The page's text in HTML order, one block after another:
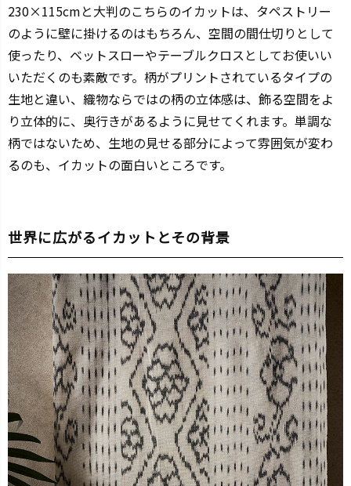
230×115cmと大判のこちらのイカットは、タペストリー
のように壁に掛けるのはもちろん、空間の間仕切りとして
使ったり、ベットスローやテーブルクロスとしてお使いい
いただくのも素敵です。柄がプリントされているタイプの
生地と違い、織物ならではの柄の立体感は、飾る空間をよ
り立体的に、奥行きがあるように見せてくれます。単調な
柄ではないため、生地の見せる部分によって雰囲気が変わ
るのも、イカットの面白いところです。
世界に広がるイカットとその背景